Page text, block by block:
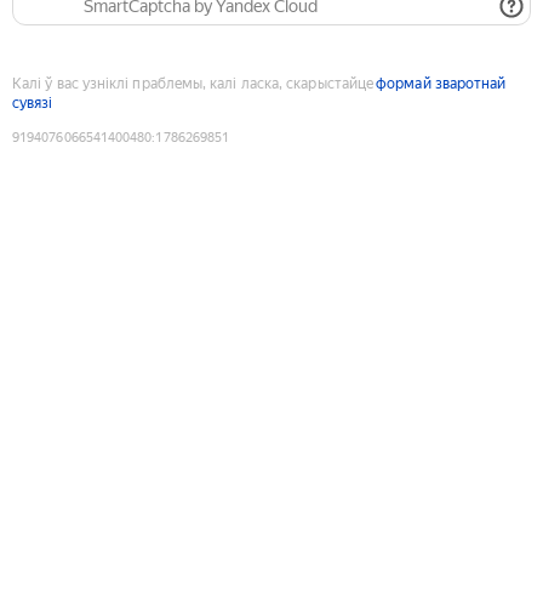
SmartCaptcha by Yandex Cloud
Калі ў вас узніклі праблемы, калі ласка, скарыстайцеформай зваротнай
сувязі
9194076066541400480:1786269851